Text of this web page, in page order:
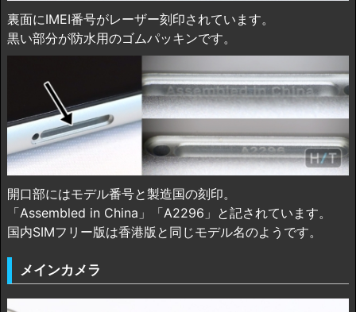
裏面にIMEI番号がレーザー刻印されています。
黒い部分が防水用のゴムパッキンです。
開口部にはモデル番号と製造国の刻印。
「Assembled in China」「A2296」と記されています。
国内SIMフリー版は香港版と同じモデル名のようです。
メインカメラ